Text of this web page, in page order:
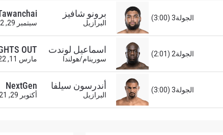
الجولة3 (3:00) برونو شافيز
البرازيل سبتمبر 29, 2022
الجولة2 (2:01) اسماعيل لوندت
سورينام/هولندا
OUT
مارس 11, 2022
الجولة3 (3:00) أندرسون سيلفا
البرازيل
NextGen
أكتوبر 29, 2021
المنافس
العرض
شاهد أبرز اللقطات
إشترك
بإرسال هذا النموذج، فإنك توافق على جمعنا لمعلوماتك